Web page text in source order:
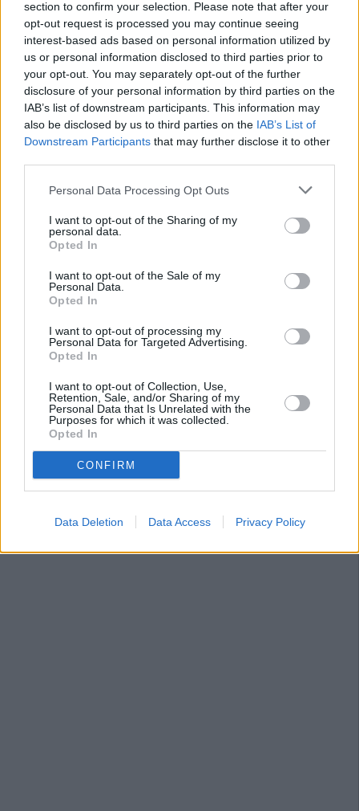
section to confirm your selection. Please note that after your
opt-out request is processed you may continue seeing
interest-based ads based on personal information utilized by
us or personal information disclosed to third parties prior to
your opt-out. You may separately opt-out of the further
disclosure of your personal information by third parties on the
IAB’s list of downstream participants. This information may
also be disclosed by us to third parties on the IAB’s List of
Downstream Participants that may further disclose it to other
Personal Data Processing Opt Outs
I want to opt-out of the Sharing of my
personal data.
Opted In
I want to opt-out of the Sale of my
Personal Data.
Opted In
I want to opt-out of processing my
Personal Data for Targeted Advertising.
Opted In
I want to opt-out of Collection, Use,
Retention, Sale, and/or Sharing of my
Personal Data that Is Unrelated with the
Purposes for which it was collected.
Opted In
CONFIRM
Data Deletion Data Access Privacy Policy
Valdepeñas y Torredelcampo se sumaron a la iniciativa
para contribuir a la promoción turística de la comarca,
mediante este nuevo elemento de atracción a la oferta
existente.
Desde Adsur se incide en la promoción del principal
producto de la zona, ya que, la cultura del aceite aún es
desconocida por muchas personas, especialmente entre los
comercialización del aceite de la comarca, de ahí que se
propiciar misiones tanto mercantiles, como actividades
tendentes a aumentar las ventas.